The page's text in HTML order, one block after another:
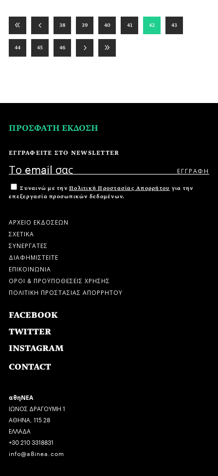
38 39 40 41 42 43
44 45 46
ΠΡΟΣΦΑΤΗ ΕΚΔΟΣΗ
ΕΓΓΡΑΦΕΙΤΕ ΣΤΟ NEWSLETTER
Συναινώ με την Πολιτική Προστασίας Απορρήτου για την
επεξεργασία προσωπικών δεδομένων.
ΑΡΧΕΙΟ ΕΚΔΟΣΕΩΝ
ΣΧΕΤΙΚΑ
ΣΥΝΕΡΓΑΤΕΣ
ΔΙΑΦΗΜΙΣΤΕΙΤΕ
ΕΠΙΚΟΙΝΩΝΙΑ
ΟΡΟΙ & ΠΡΟΫΠΟΘΕΣΕΙΣ ΧΡΗΣΗΣ
ΠΟΛΙΤΙΚΗ ΠΡΟΣΤΑΣΙΑΣ ΑΠΟΡΡΗΤΟΥ
FACEBOOK
TWITTER
INSTAGRAM
CONTACT
αθηΝΕΑ
ΙΩΝΟΣ ΔΡΑΓΟΥΜΗ 1
ΑΘΗΝΑ, 115 28
ΕΛΛΑΔΑ
+30 210 3318831
info@a8inea.com